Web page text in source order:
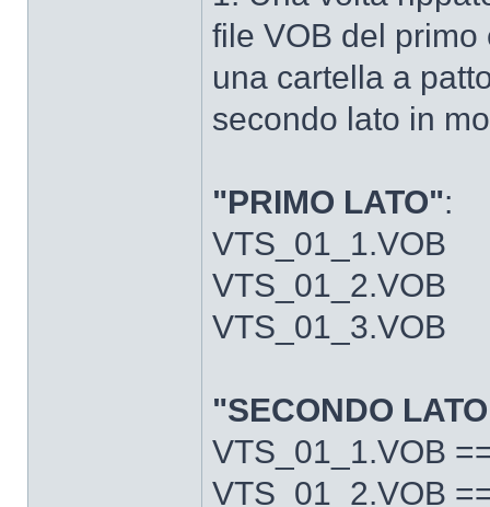
file VOB del
una cartella a
secondo lato in
"PRIMO LATO":
VTS_01_1.VOB
VTS_01_2.VOB
VTS_01_3.VOB
"SECONDO
VTS_01_1.VOB
VTS_01_2.VOB